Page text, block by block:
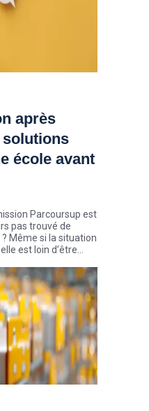
après
solutions
école avant
Parcoursup est
pas trouvé de
Même si la situation
est loin d’être
place au cours de
semaines
6 solutions pour